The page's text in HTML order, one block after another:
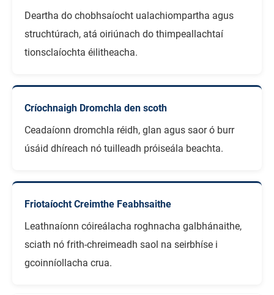
Deartha do chobhsaíocht ualachiompartha agus
struchtúrach, atá oiriúnach do thimpeallachtaí
tionsclaíochta éilitheacha.
Críochnaigh Dromchla den scoth
Ceadaíonn dromchla réidh, glan agus saor ó burr
úsáid dhíreach nó tuilleadh próiseála beachta.
Friotaíocht Creimthe Feabhsaithe
Leathnaíonn cóireálacha roghnacha galbhánaithe,
sciath nó frith-chreimeadh saol na seirbhíse i
gcoinníollacha crua.